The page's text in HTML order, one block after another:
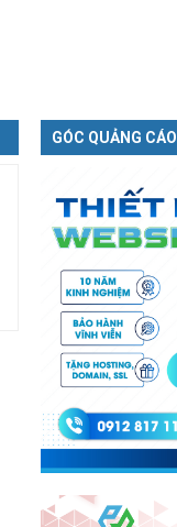
GÓC QUẢNG CÁO